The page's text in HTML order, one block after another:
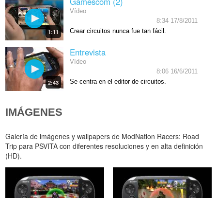
1:11
Vídeo
8:34 17/8/2011
Crear circuitos nunca fue tan fácil.
2:43
Entrevista
Vídeo
8:06 16/6/2011
Se centra en el editor de circuitos.
IMÁGENES
Galería de imágenes y wallpapers de ModNation Racers: Road
Trip para PSVITA con diferentes resoluciones y en alta definición
(HD).